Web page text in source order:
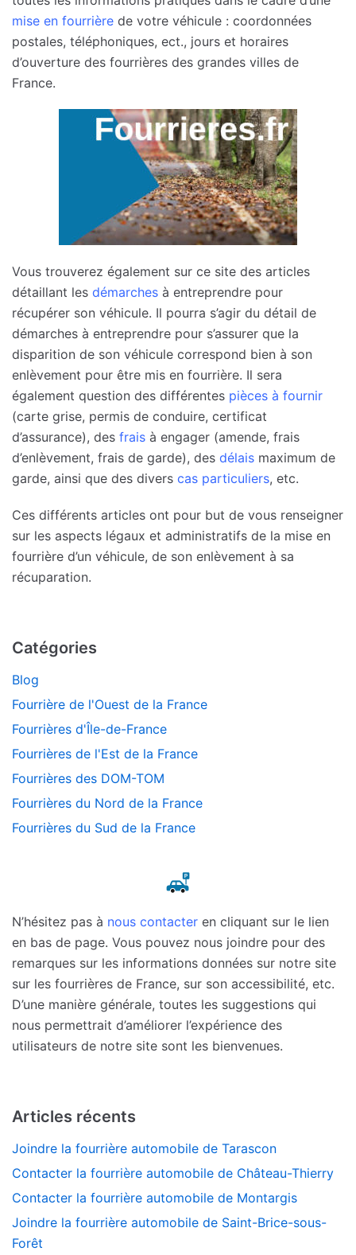
mise en fourrière de votre véhicule : coordonnées
postales, téléphoniques, ect., jours et horaires
d’ouverture des fourrières des grandes villes de
France.
Vous trouverez également sur ce site des articles
détaillant les démarches à entreprendre pour
récupérer son véhicule. Il pourra s’agir du détail de
démarches à entreprendre pour s’assurer que la
disparition de son véhicule correspond bien à son
enlèvement pour être mis en fourrière. Il sera
également question des différentes pièces à fournir
(carte grise, permis de conduire, certificat
d’assurance), des frais à engager (amende, frais
d’enlèvement, frais de garde), des délais maximum de
garde, ainsi que des divers cas particuliers, etc.
Ces différents articles ont pour but de vous renseigner
sur les aspects légaux et administratifs de la mise en
fourrière d’un véhicule, de son enlèvement à sa
récuparation.
Catégories
Blog
Fourrière de l'Ouest de la France
Fourrières d'Île-de-France
Fourrières de l'Est de la France
Fourrières des DOM-TOM
Fourrières du Nord de la France
Fourrières du Sud de la France
N’hésitez pas à nous contacter en cliquant sur le lien
en bas de page. Vous pouvez nous joindre pour des
remarques sur les informations données sur notre site
sur les fourrières de France, sur son accessibilité, etc.
D’une manière générale, toutes les suggestions qui
nous permettrait d’améliorer l’expérience des
utilisateurs de notre site sont les bienvenues.
Articles récents
Joindre la fourrière automobile de Tarascon
Contacter la fourrière automobile de Château-Thierry
Contacter la fourrière automobile de Montargis
Joindre la fourrière automobile de Saint-Brice-sous-
Forêt